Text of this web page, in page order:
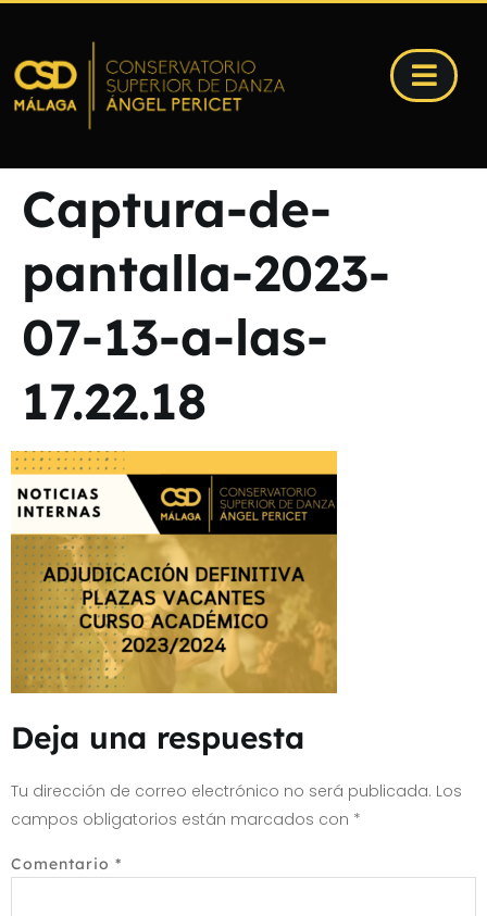
Captura-de-
pantalla-2023-
07-13-a-las-
17.22.18
Deja una respuesta
Tu dirección de correo electrónico no será publicada. Los
campos obligatorios están marcados con *
Comentario *